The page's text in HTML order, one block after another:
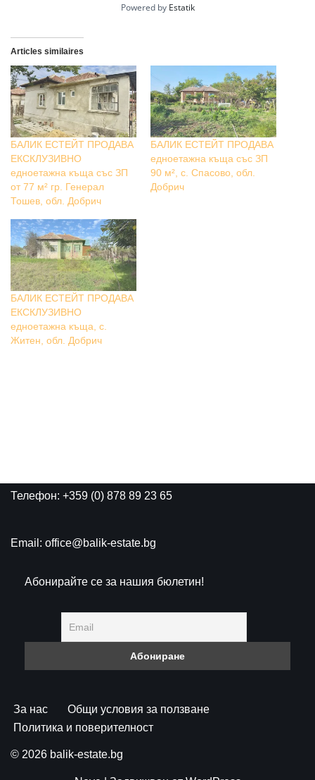
Powered by Estatik
Articles similaires
БАЛИК ЕСТЕЙТ ПРОДАВА
ЕКСКЛУЗИВНО
едноетажна къща със ЗП
от 77 м² гр. Генерал
Тошев, обл. Добрич
БАЛИК ЕСТЕЙТ ПРОДАВА
едноетажна къща със ЗП
90 м², с. Спасово, обл.
Добрич
БАЛИК ЕСТЕЙТ ПРОДАВА
ЕКСКЛУЗИВНО
едноетажна къща, с.
Житен, обл. Добрич
Телефон: +359 (0) 878 89 23 65
Email: office@balik-estate.bg
Абонирайте се за нашия бюлетин!
За нас
Общи условия за ползване
Политика и поверителност
© 2026 balik-estate.bg